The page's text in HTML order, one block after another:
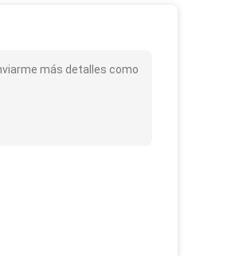
más detalles como